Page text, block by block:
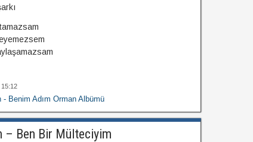
- Benim Adım Orman Albümü
– Ben Bir Mülteciyim